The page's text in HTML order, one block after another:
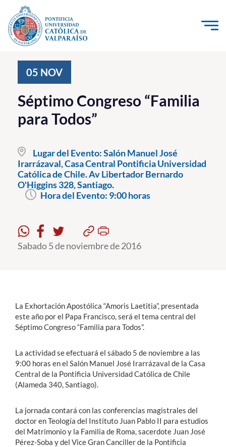
Click acá para ir directamente al contenido
Investigación, Creación e Innovación
PUCV Internacional
Vinculación con el Medio
Admisión
Pregrado
Postgrado
Alumni
English
05 NOV
Séptimo Congreso “Familia
para Todos”
Lugar del Evento:Salón Manuel José
Irarrázaval, Casa Central Pontificia Universidad
Católica de Chile. Av Libertador Bernardo
O'Higgins 328, Santiago.
Hora del Evento: 9:00 horas
Sabado 5 de noviembre de 2016
La Exhortación Apostólica “Amoris Laetitia”, presentada
este año por el Papa Francisco, será el tema central del
Séptimo Congreso “Familia para Todos”.
La actividad se efectuará el sábado 5 de noviembre a las
9:00 horas en el Salón Manuel José Irarrázaval de la Casa
Central de la Pontificia Universidad Católica de Chile
(Alameda 340, Santiago).
La jornada contará con las conferencias magistrales del
doctor en Teología del Instituto Juan Pablo II para estudios
del Matrimonio y la Familia de Roma, sacerdote Juan José
Pérez-Soba y del Vice Gran Canciller de la Pontificia